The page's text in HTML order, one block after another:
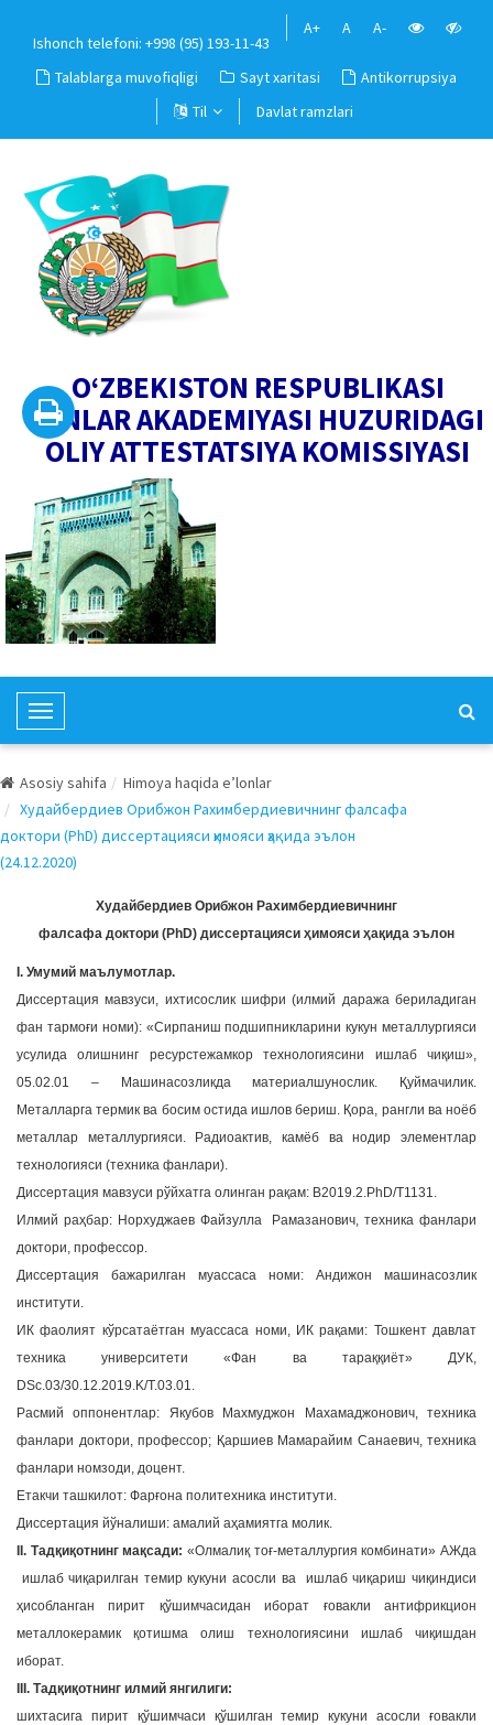
Ishonch telefoni: +998 (95) 193-11-43
A+ A A-
Talablarga muvofiqligi Sayt xaritasi
Antikorrupsiya
Til
Davlat ramzlari
O‘ZBEKISTON RESPUBLIKASI
FANLAR AKADEMIYASI HUZURIDAGI
OLIY ATTESTATSIYA KOMISSIYASI
T
o
g
l
e
N
v
g
a
t
i
o
n
Asosiy sahifa
Himoya haqida e’lonlar
Худайбердиев Орибжон Рахимбердиевичнинг фалсафа
доктори (PhD) диссертацияси ҳимояси ҳақида эълон
(24.12.2020)
Худайбердиев Орибжон Рахимбердиевичнинг
фалсафа доктори (PhD) диссертацияси ҳимояси ҳақида эълон
I. Умумий маълумотлар.
Диссертация мавзуси, ихтисослик шифри (илмий даража бериладиган
фан тармоғи номи): «Сирпаниш подшипникларини кукун металлургияси
усулида олишнинг ресурстежамкор технологиясини ишлаб чиқиш»,
05.02.01 – Машинасозликда материалшунослик. Қуймачилик.
Металларга термик ва босим остида ишлов бериш. Қора, рангли ва ноёб
металлар металлургияси. Радиоактив, камёб ва нодир элементлар
технологияси (техника фанлари).
Диссертация мавзуси рўйхатга олинган рақам: B2019.2.PhD/T1131.
Илмий раҳбар: Норхуджаев Файзулла Рамазанович, техника фанлари
доктори, профессор.
Диссертация бажарилган муассаса номи: Андижон машинасозлик
институти.
ИК фаолият кўрсатаётган муассаса номи, ИК рақами: Тошкент давлат
техника университети «Фан ва тараққиёт» ДУК,
DSc.03/30.12.2019.K/T.03.01.
Расмий оппонентлар: Якубов Махмуджон Махамаджонович, техника
фанлари доктори, профессор; Қаршиев Мамарайим Санаевич, техника
фанлари номзоди, доцент.
Етакчи ташкилот: Фарғона политехника институти.
Диссертация йўналиши: амалий аҳамиятга молик.
II. Тадқиқотнинг мақсади: «Олмалиқ тоғ-металлургия комбинати» АЖда
ишлаб чиқарилган темир кукуни асосли ва ишлаб чиқариш чиқиндиси
ҳисобланган пирит қўшимчасидан иборат ғовакли антифрикцион
металлокерамик қотишма олиш технологиясини ишлаб чиқишдан
иборат.
III. Тадқиқотнинг илмий янгилиги:
шихтасига пирит қўшимчаси қўшилган темир кукуни асосли ғовакли